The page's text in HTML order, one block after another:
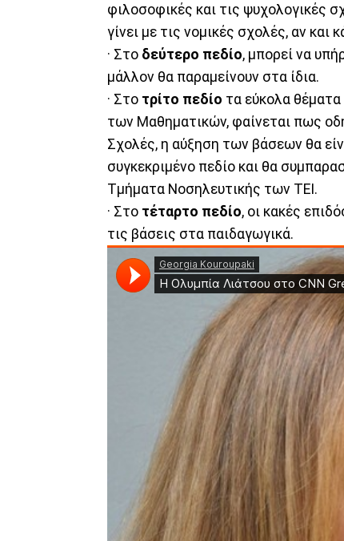
φιλοσοφικές και τις ψυχολογικές
γίνει με τις νομικές σχολές, αν και
· Στο δεύτερο πεδίο, μπορεί να
μάλλον θα παραμείνουν στα ίδια.
· Στο τρίτο πεδίο τα εύκολα
των Μαθηματικών, φαίνεται πως
Σχολές, η αύξηση των βάσεων θα
συγκεκριμένο πεδίο και θα
Τμήματα Νοσηλευτικής των ΤΕΙ.
· Στο τέταρτο πεδίο, οι κακές
τις βάσεις στα παιδαγωγικά.